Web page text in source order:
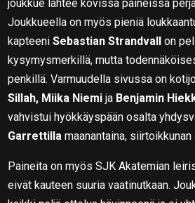
joukkue lähtee kovissa paineissa
Joukkueella on myös pieniä
kapteeniSebastian Strandvall on
kysymysmerkillä, mutta
penkillä. Varmuudella sivussa on
Sillah, Miika Niemi ja Benjamin
vahvistui hyökkäyspään osalta
Garrettilla maanantaina,
Paineita on myös SJK Akatemian
eivät kauteen suuria vaatinutkaan.